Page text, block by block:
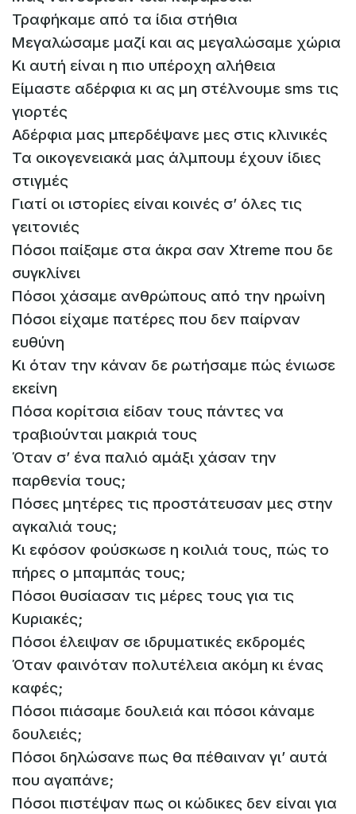
Τραφήκαμε από τα ίδια στήθια
Μεγαλώσαμε μαζί και ας μεγαλώσαμε χώρια
Κι αυτή είναι η πιο υπέροχη αλήθεια
Είμαστε αδέρφια κι ας μη στέλνουμε sms τις
γιορτές
Αδέρφια μας μπερδέψανε μες στις κλινικές
Τα οικογενειακά μας άλμπουμ έχουν ίδιες
στιγμές
Γιατί οι ιστορίες είναι κοινές σ’ όλες τις
γειτονιές
Πόσοι παίξαμε στα άκρα σαν Xtreme που δε
συγκλίνει
Πόσοι χάσαμε ανθρώπους από την ηρωίνη
Πόσοι είχαμε πατέρες που δεν παίρναν
ευθύνη
Κι όταν την κάναν δε ρωτήσαμε πώς ένιωσε
εκείνη
Πόσα κορίτσια είδαν τους πάντες να
τραβιούνται μακριά τους
Όταν σ’ ένα παλιό αμάξι χάσαν την
παρθενία τους;
Πόσες μητέρες τις προστάτευσαν μες στην
αγκαλιά τους;
Κι εφόσον φούσκωσε η κοιλιά τους, πώς το
πήρες ο μπαμπάς τους;
Πόσοι θυσίασαν τις μέρες τους για τις
Κυριακές;
Πόσοι έλειψαν σε ιδρυματικές εκδρομές
Όταν φαινόταν πολυτέλεια ακόμη κι ένας
καφές;
Πόσοι πιάσαμε δουλειά και πόσοι κάναμε
δουλειές;
Πόσοι δηλώσανε πως θα πέθαιναν γι’ αυτά
που αγαπάνε;
Πόσοι πιστέψαν πως οι κώδικες δεν είναι για